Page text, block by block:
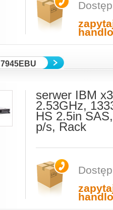
7945EBU
serwer IBM
2.53GHz,
HS 2.5in
p/s, Rack